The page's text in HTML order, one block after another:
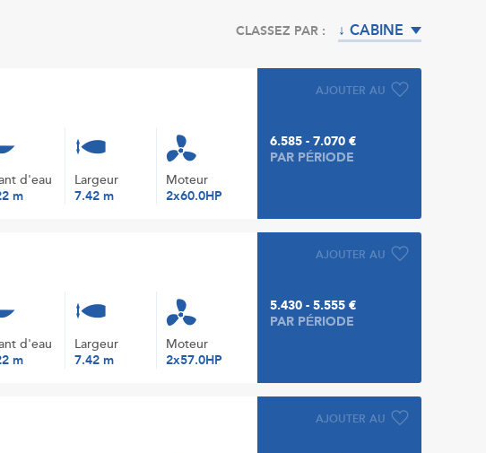
CLASSEZ PAR : ↓ CABINE
d'eau
m
Largeur
7.42 m
Moteur
2x60.0HP
AJOUTER AU
6.585 - 7.070 €
PAR PÉRIODE
d'eau
m
Largeur
7.42 m
Moteur
2x57.0HP
AJOUTER AU
5.430 - 5.555 €
PAR PÉRIODE
AJOUTER AU